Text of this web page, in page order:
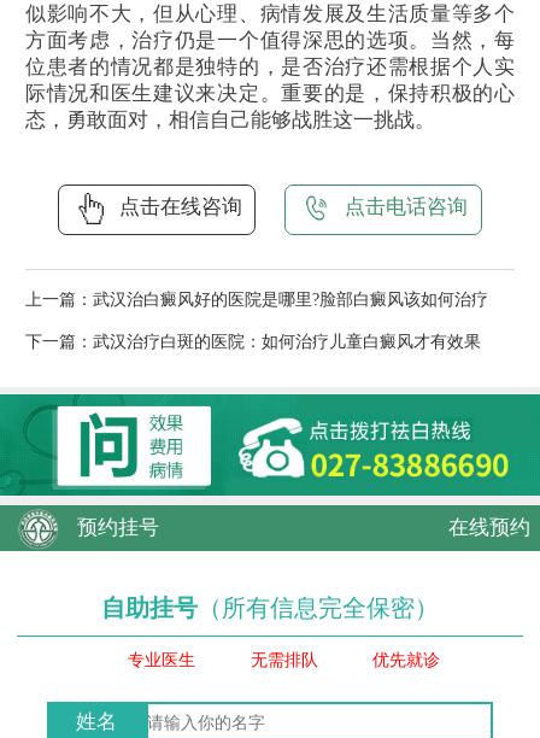
似影响不大，但从心理、病情发展及生活质量等多个
方面考虑，治疗仍是一个值得深思的选项。当然，每
位患者的情况都是独特的，是否治疗还需根据个人实
际情况和医生建议来决定。重要的是，保持积极的心
态，勇敢面对，相信自己能够战胜这一挑战。
点击在线咨询 点击电话咨询
上一篇： 武汉治白癜风好的医院是哪里?脸部白癜风该如何治疗
下一篇： 武汉治疗白斑的医院：如何治疗儿童白癜风才有效果
预约挂号 在线预约
自助挂号 （所有信息完全保密）
专业医生 无需排队 优先就诊
姓名